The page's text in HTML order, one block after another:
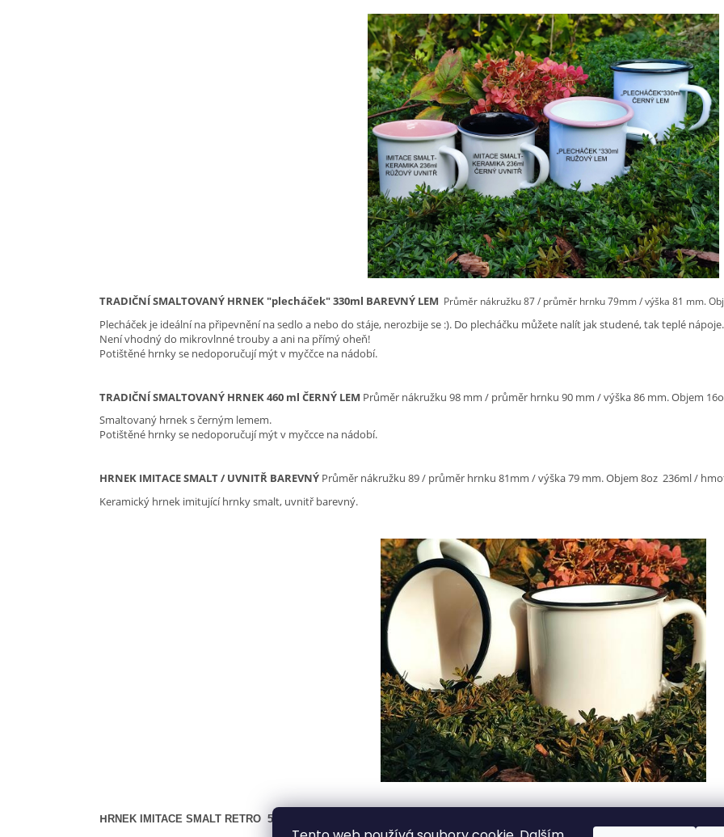
TRADIČNÍ SMALTOVANÝ HRNEK "plecháček" 330ml BAREVNÝ LEM Průměr nákružku 87 / průměr hrnku 79mm / výška 81 mm.
Plecháček je ideální na připevnění na sedlo a nebo do stáje, nerozbije se :). Do plecháčku můžete nalít jak studené, tak teplé nápoje.
Není vhodný do mikrovlnné troubya ani na přímý oheň!
Potištěné hrnky se nedoporučují mýt v myččce na nádobí.
TRADIČNÍ SMALTOVANÝ HRNEK 460 ml ČERNÝ LEM Průměr nákružku 98 mm / průměr hrnku 90 mm / výška 86 mm. Objem
Smaltovaný hrnek s černým lemem.
Potištěné hrnky se nedoporučují mýt v myčcce na nádobí.
HRNEK IMITACE SMALT / UVNITŘ BAREVNÝ Průměr nákružku 89 / průměr hrnku 81mm / výška 79 mm.Objem 8oz 236ml /
Keramický hrnek imitující hrnky smalt, uvnitř barevný.
H RNEK IMITACE SMALT RETRO 500ml / ČERNÝ LEM